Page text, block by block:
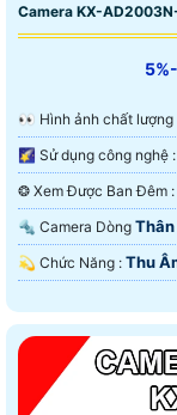
Camera KX-
️👀 Hình ảnh chất lượng
🌠 Sử dụng công nghệ :
❂ Xem Được Ban Đêm :
🔩 Camera Dòng
️💫 Chức Năng : Thu